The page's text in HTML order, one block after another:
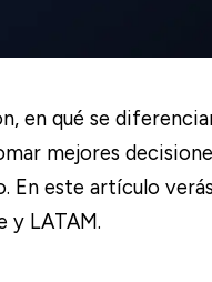
en qué se
mejores
En este artículo
y LATAM.